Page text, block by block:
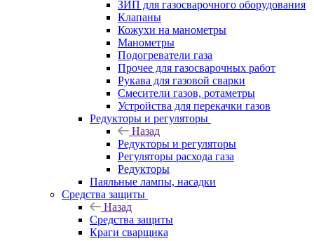
ЗИП для газосварочного оборудования
Клапаны
Кожухи на манометры
Манометры
Подогреватели газа
Прочее для газосварочных работ
Рукава для газовой сварки
Смесители газов, ротаметры
Устройства для перекачки газов
Редукторы и регуляторы
Назад
Редукторы и регуляторы
Регуляторы расхода газа
Редукторы
Паяльные лампы, насадки
Средства защиты
Назад
Средства защиты
Краги сварщика